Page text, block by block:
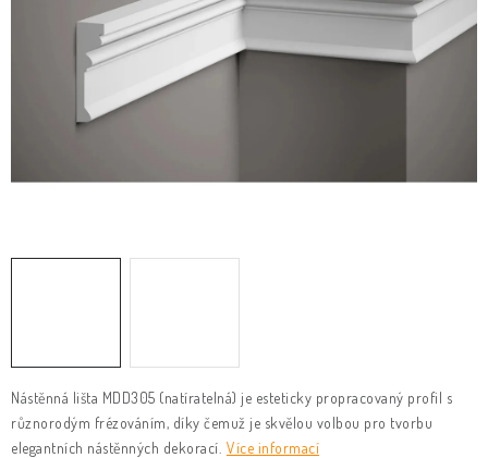
KLIKY & KOVÁNÍ
REALIZACE Kontakty
Vrácení, výměna zboží
Nástěnná lišta MDD305 (natíratelná) je esteticky propracovaný profil s
různorodým frézováním, díky čemuž je skvělou volbou pro tvorbu
elegantních nástěnných dekorací. Více informací